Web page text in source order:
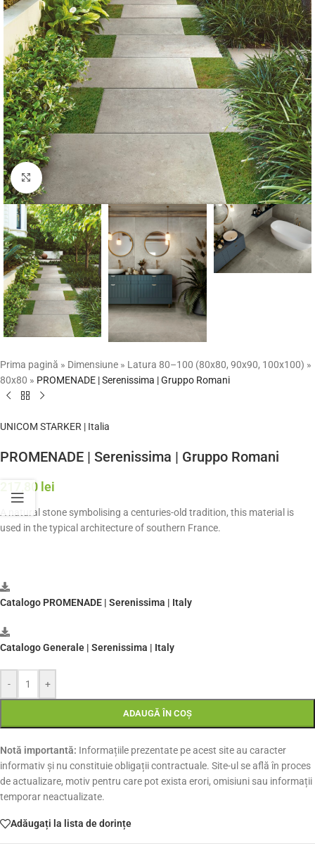
Fă clic pentru a mări
Prima pagină » Dimensiune » Latura 80–100 (80x80, 90x90, 100x100) »
80x80 » PROMENADE | Serenissima | Gruppo Romani
UNICOM STARKER | Italia
PROMENADE | Serenissima | Gruppo Romani
217,80 lei
A natural stone symbolising a centuries-old tradition, this material is
used in the typical architecture of southern France.
Catalogo PROMENADE | Serenissima | Italy
Catalogo Generale | Serenissima | Italy
- +
ADAUGĂ ÎN COȘ
Notă importantă: Informațiile prezentate pe acest site au caracter
informativ și nu constituie obligații contractuale. Site-ul se află în proces
de actualizare, motiv pentru care pot exista erori, omisiuni sau informații
temporar neactualizate.
Adăugați la lista de dorințe